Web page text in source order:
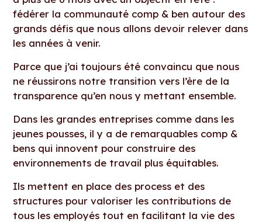
fédérer la communauté comp & ben autour des
grands défis que nous allons devoir relever dans
les années à venir.
Parce que j’ai toujours été convaincu que nous
ne réussirons notre transition vers l’ère de la
transparence qu’en nous y mettant ensemble.
Dans les grandes entreprises comme dans les
jeunes pousses, il y a de remarquables comp &
bens qui innovent pour construire des
environnements de travail plus équitables.
Ils mettent en place des process et des
structures pour valoriser les contributions de
tous les employés tout en facilitant la vie des